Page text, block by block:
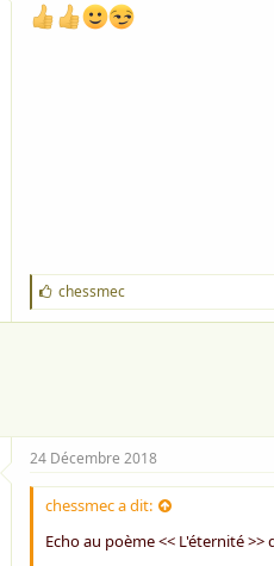
J
'
a
chessmec
24 Décembre 2018
chessmec a dit:
Echo au poème << L'éternité >>